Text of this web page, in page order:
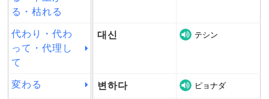
る・枯れる
代わり・代わ
って・代理し
て
대신 テシン
変わる 변하다 ピョナダ